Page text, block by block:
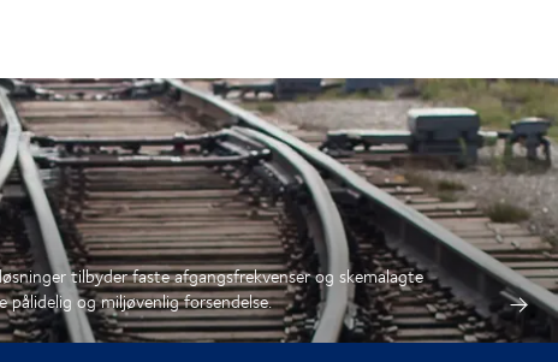
tilbyder faste afgangsfrekvenser og skemalagte
og miljøvenlig forsendelse.